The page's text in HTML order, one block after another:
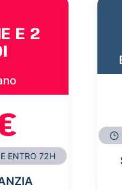
E 2
ENTRO 72H